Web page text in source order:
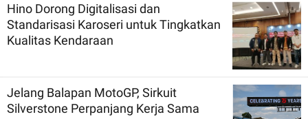
Hino Dorong Digitalisasi dan
Standarisasi Karoseri untuk Tingkatkan
Kualitas Kendaraan
Jelang Balapan MotoGP, Sirkuit
Silverstone Perpanjang Kerja Sama